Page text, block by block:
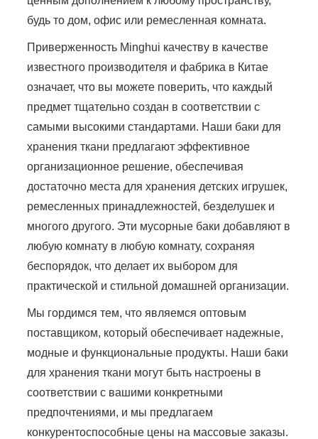
будь то дом, офис или ремесленная комната.
Приверженность Minghui качеству в качестве
известного производителя и фабрика в Китае
означает, что вы можете поверить, что каждый
предмет тщательно создан в соответствии с
самыми высокими стандартами. Наши баки для
хранения ткани предлагают эффективное
организационное решение, обеспечивая
достаточно места для хранения детских игрушек,
ремесленных принадлежностей, безделушек и
многого другого. Эти мусорные баки добавляют в
любую комнату в любую комнату, сохраняя
беспорядок, что делает их выбором для
практической и стильной домашней организации.
Мы гордимся тем, что являемся оптовым
поставщиком, который обеспечивает надежные,
модные и функциональные продукты. Наши баки
для хранения ткани могут быть настроены в
соответствии с вашими конкретными
предпочтениями, и мы предлагаем
конкурентоспособные цены на массовые заказы.